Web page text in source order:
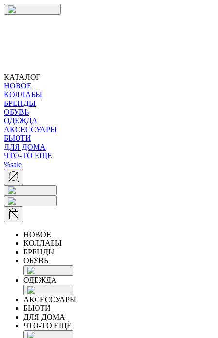
КАТАЛОГ
НОВОЕ
КОЛЛАБЫ
БРЕНДЫ
ОБУВЬ
ОДЕЖДА
АКСЕССУАРЫ
БЬЮТИ
ДЛЯ ДОМА
ЧТО-ТО ЕЩЁ
%sale
НОВОЕ
КОЛЛАБЫ
БРЕНДЫ
ОБУВЬ
ОДЕЖДА
АКСЕССУАРЫ
БЬЮТИ
ДЛЯ ДОМА
ЧТО-ТО ЕЩЁ